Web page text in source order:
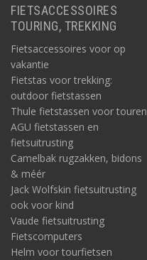
FIETSACCESSOIRES
TOURING, TREKKING
Fietsaccessoires voor op
vakantie
Fietstas voor trekking:
outdoor fietstassen
Thule fietstassen voor touren
AGU fietstassen en
fietsuitrusting
Camelbak rugzakken, bidons
& méér
Jack Wolfskin fietsuitrusting
ook voor kind
Vaude fietsuitrusting
Fietscomputers
Helm voor tourfietsen